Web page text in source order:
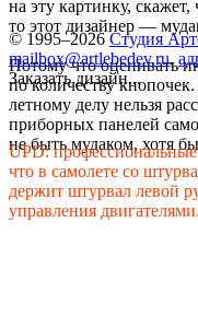
на эту картинку, скажет,
то этот дизайнер —
Потому что оценивать
по количеству
летному делу нельзя
приборных панелей
не быть мудаком, хотя
UPD:
что в самолете со
держит штурвал левой
управления двигателями.
© 1995–2026 Студия
mailbox@artlebedev.ru,
Заказать дизайн...